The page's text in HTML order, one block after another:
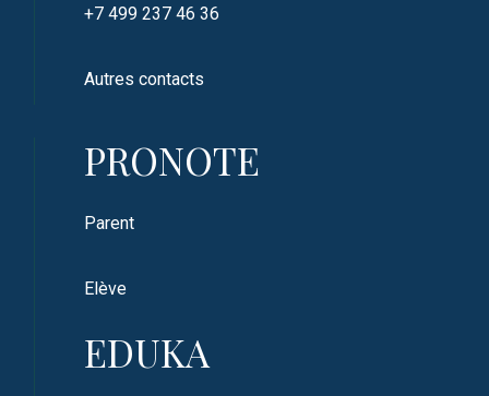
+7 499 237 46 36
Autres contacts
PRONOTE
Parent
Elève
EDUKA